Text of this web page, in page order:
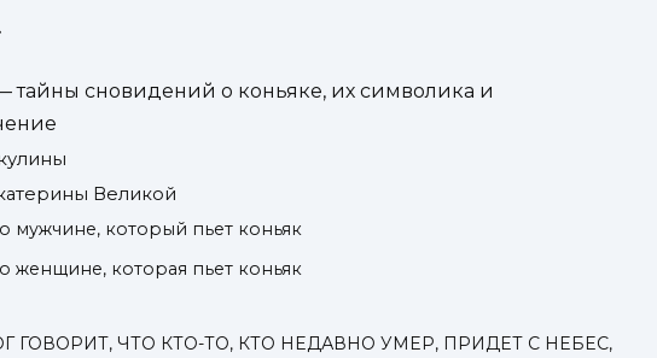
тайны сновидений о коньяке, их символика и
Великой
мужчине, который пьет коньяк
женщине, которая пьет коньяк
ГОВОРИТ, ЧТО КТО-ТО, КТО НЕДАВНО УМЕР, ПРИДЕТ С НЕБЕС,